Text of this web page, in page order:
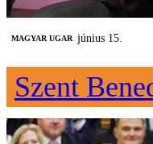
MAGYAR UGAR június 15.
Szent